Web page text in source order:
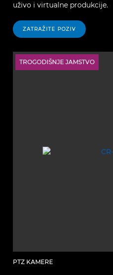
uživo i virtualne produkcije.
ZATRAŽITE POZIV
TROGODIŠNJE JAMSTVO
PTZ KAMERE